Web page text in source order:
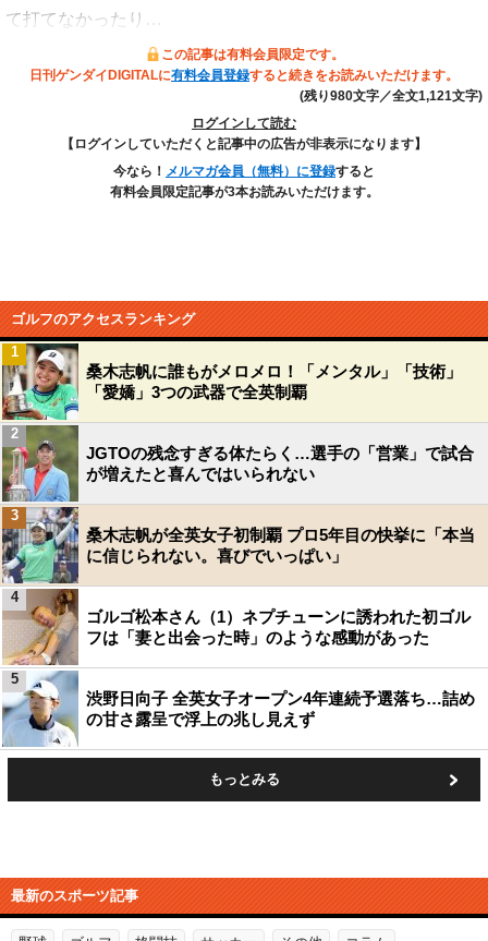
て打てなかったり…
この記事は有料会員限定です。
日刊ゲンダイDIGITALに有料会員登録すると続きをお読みいただけます。
(残り980文字／全文1,121文字)
ログインして読む
【ログインしていただくと記事中の広告が非表示になります】
今なら！ メルマガ会員（無料）に登録すると
有料会員限定記事が3本お読みいただけます。
ゴルフのアクセスランキング
桑木志帆に誰もがメロメロ！「メンタル」「技術」
「愛嬌」3つの武器で全英制覇
1
JGTOの残念すぎる体たらく…選手の「営業」で試合
が増えたと喜んではいられない
2
桑木志帆が全英女子初制覇 プロ5年目の快挙に「本当
に信じられない。喜びでいっぱい」
3
ゴルゴ松本さん（1）ネプチューンに誘われた初ゴル
フは「妻と出会った時」のような感動があった
4
渋野日向子 全英女子オープン4年連続予選落ち…詰め
の甘さ露呈で浮上の兆し見えず
5
もっとみる
最新のスポーツ記事